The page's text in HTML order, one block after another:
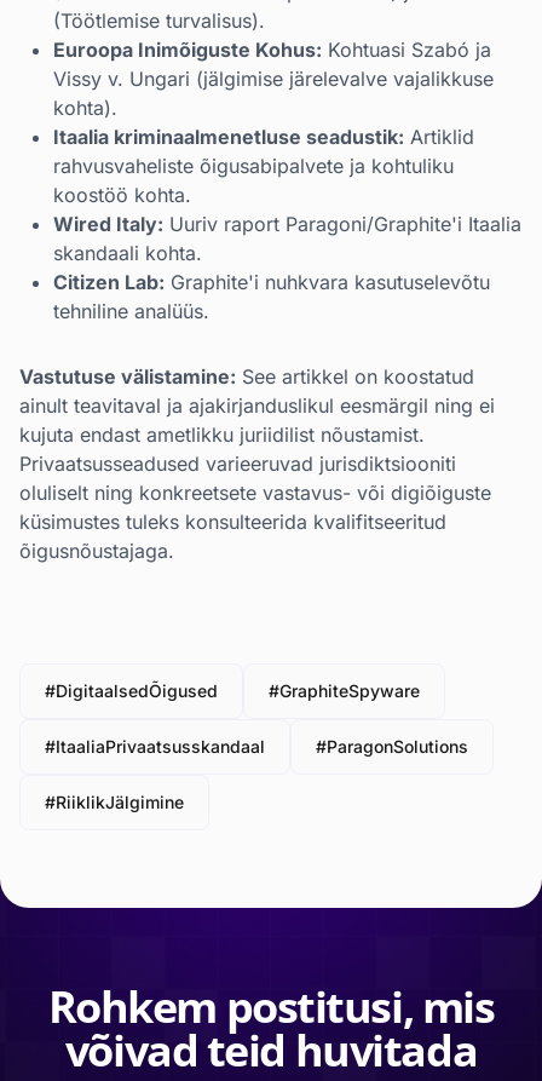
(Töötlemise turvalisus).
Euroopa Inimõiguste Kohus: Kohtuasi Szabó ja
Vissy v. Ungari (jälgimise järelevalve vajalikkuse
kohta).
Itaalia kriminaalmenetluse seadustik: Artiklid
rahvusvaheliste õigusabipalvete ja kohtuliku
koostöö kohta.
Wired Italy: Uuriv raport Paragoni/Graphite'i Itaalia
skandaali kohta.
Citizen Lab: Graphite'i nuhkvara kasutuselevõtu
tehniline analüüs.
Vastutuse välistamine: See artikkel on koostatud
ainult teavitaval ja ajakirjanduslikul eesmärgil ning ei
kujuta endast ametlikku juriidilist nõustamist.
Privaatsusseadused varieeruvad jurisdiktsiooniti
oluliselt ning konkreetsete vastavus- või digiõiguste
küsimustes tuleks konsulteerida kvalifitseeritud
õigusnõustajaga.
#DigitaalsedÕigused #GraphiteSpyware
#ItaaliaPrivaatsusskandaal #ParagonSolutions
#RiiklikJälgimine
Rohkem postitusi, mis
võivad teid huvitada